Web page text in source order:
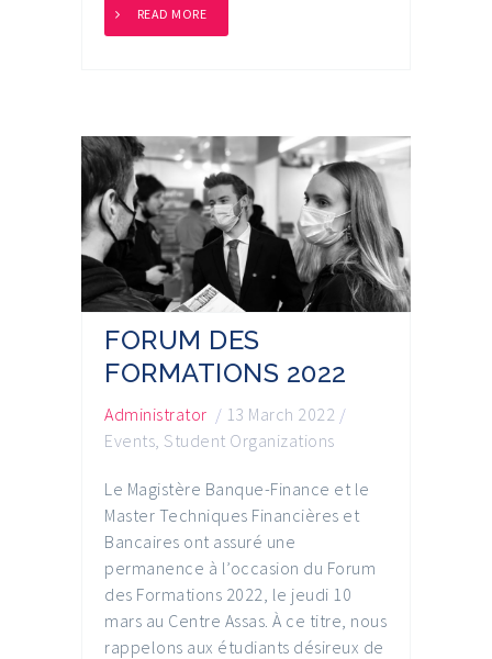
READ MORE
FORUM DES
FORMATIONS 2022
Administrator / 13 March 2022 /
Events Student Organizations
Le Magistère Banque-Finance et le
Master Techniques Financières et
Bancaires ont assuré une
permanence à l’occasion du Forum
des Formations 2022, le jeudi 10
mars au Centre Assas. À ce titre, nous
rappelons aux étudiants désireux de